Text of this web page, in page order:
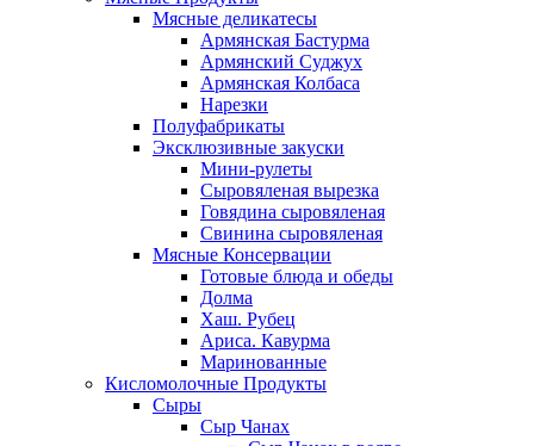
Мясные деликатесы
Армянская Бастурма
Армянский Суджух
Армянская Колбаса
Нарезки
Полуфабрикаты
Эксклюзивные закуски
Мини-рулеты
Сыровяленая вырезка
Говядина сыровяленая
Свинина сыровяленая
Мясные Консервации
Готовые блюда и обеды
Долма
Хаш. Рубец
Ариса. Кавурма
Маринованные
Кисломолочные Продукты
Сыры
Сыр Чанах